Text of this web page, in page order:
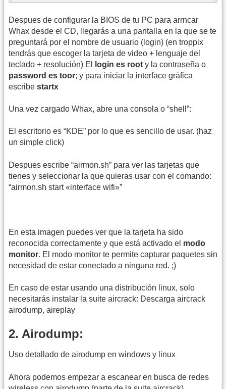
Despues de configurar la BIOS de tu PC para arrncar
Whax desde el CD, llegarás a una pantalla en la que se te
preguntará por el nombre de usuario (login) (en troppix
tendrás que escoger la tarjeta de video + lenguaje del
teclado + resolución) El
login es root y la contraseña o
password es toor; y para iniciar la interface gráfica
escribe startx
Una vez cargado Whax, abre una consola o “shell”:
El escritorio es “KDE” por lo que es sencillo de usar. (haz
un simple click)
Despues escribe “airmon.sh” para ver las tarjetas que
tienes y seleccionar la que quieras usar con el comando:
“airmon.sh start «interface wifi»”
En esta imagen puedes ver que la tarjeta ha sido
reconocida correctamente y que está activado el modo
monitor. El modo monitor te permite capturar paquetes sin
necesidad de estar conectado a ninguna red. ;)
En caso de estar usando una distribución linux, solo
necesitarás instalar la suite aircrack: Descarga aircrack
airodump, aireplay
2. Airodump:
Uso detallado de airodump en windows y linux
Ahora podemos empezar a escanear en busca de redes